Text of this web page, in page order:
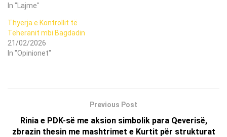
In "Lajme"
Thyerja e Kontrollit të
Teheranit mbi Bagdadin
21/02/2026
In "Opinionet"
Previous Post
Rinia e PDK-së me aksion simbolik para Qeverisë,
zbrazin thesin me mashtrimet e Kurtit për strukturat